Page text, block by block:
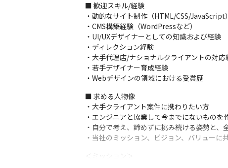
■ この仕事の面白み、魅力
・ユーザーには感動を、クライアントにはビ
・代理店を通さず直接取引を基本とし、最上
■ 歓迎スキル/経験
・動的なサイト制作（HTML/CSS/
・CMS構築経験（WordPressなど）
・UI/UXデザイナーとしての知識および経験
・ディレクション経験
・大手代理店/ナショナルクライアントの対応
・若手デザイナー育成経験
・Webデザインの領域における受賞歴
■ 求める人物像
・大手クライアント案件に携わりたい方
・エンジニアと協業して今までにないものを
・自分で考え、諦めずに挑み続ける姿勢と
・当社のミッション、ビジョン、バリューに
＜ミッション＞